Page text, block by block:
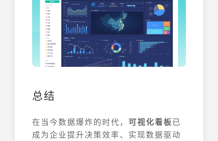
总结
在当今数据爆炸的时代， 可视化看板已
成为企业提升决策效率、实现数据驱动